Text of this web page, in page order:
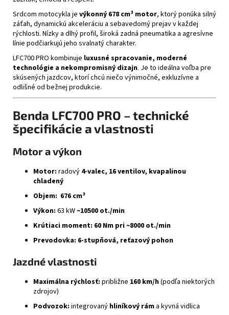
Srdcom motocykla je výkonný 678 cm³ motor, ktorý ponúka silný
záťah, dynamickú akceleráciu a sebavedomý prejav v každej
rýchlosti. Nízky a dlhý profil, široká zadná pneumatika a agresívne
línie podčiarkujú jeho svalnatý charakter.
LFC700 PRO kombinuje luxusné spracovanie, moderné
technológie a nekompromisný dizajn. Je to ideálna voľba pre
skúsených jazdcov, ktorí chcú niečo výnimočné, exkluzívne a
odlišné od bežnej produkcie.
Benda LFC700 PRO – technické
špecifikácie a vlastnosti
Motor a výkon
Motor: radový 4-valec, 16 ventilov, kvapalinou
chladený
Objem: 676 cm³
Výkon: 63 kW~10500 ot./min
Krútiaci moment: 60 Nm pri ~8000 ot./min
Prevodovka: 6-stupňová, reťazový pohon
Jazdné vlastnosti
Maximálna rýchlosť: približne 160 km/h(podľa niektorých
zdrojov)
Podvozok: integrovaný hliníkový rám a kyvná vidlica